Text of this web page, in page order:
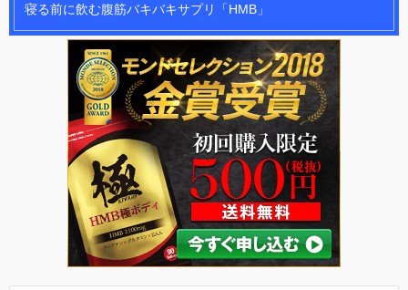
寝る前に飲む腹筋バキバキサプリ「HMB」